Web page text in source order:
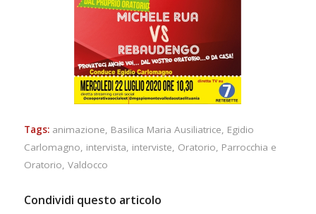
Tags: animazione, Basilica Maria Ausiliatrice, Egidio
Carlomagno, intervista, interviste, Oratorio, Parrocchia e
Oratorio, Valdocco
Condividi questo articolo